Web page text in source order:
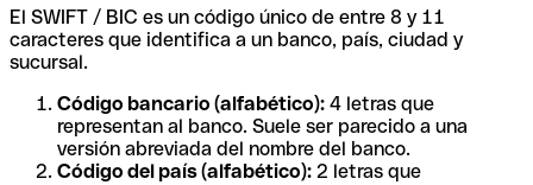
El SWIFT / BIC es un código único de entre 8 y 11
caracteres que identifica a un banco, país, ciudad y
sucursal.
Código bancario (alfabético): 4 letras que
representan al banco. Suele ser parecido a una
versión abreviada del nombre del banco.
Código del país (alfabético): 2 letras que